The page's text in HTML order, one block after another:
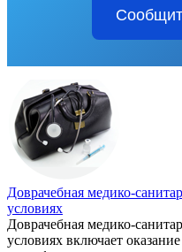
Доврачебная медико-
условиях
Доврачебная медико-
условиях включает